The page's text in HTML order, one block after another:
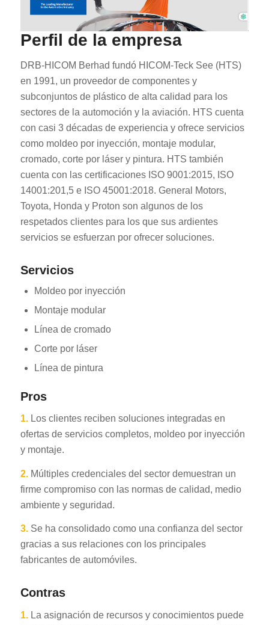
Perfil de la empresa
DRB-HICOM Berhad fundó HICOM-Teck See (HTS)
en 1991, un proveedor de componentes y
subconjuntos de plástico de alta calidad para los
sectores de la automoción y la aviación. HTS cuenta
con casi 3 décadas de experiencia y ofrece servicios
como moldeo por inyección, montaje modular,
cromado, corte por láser y pintura. HTS también
cuenta con las certificaciones ISO 9001:2015, ISO
14001:201,5 e ISO 45001:2018. General Motors,
Toyota, Honda y Proton son algunos de los
respetados clientes para los que sus ardientes
servicios se esfuerzan por ofrecer soluciones.
Servicios
Moldeo por inyección
Montaje modular
Línea de cromado
Corte por láser
Línea de pintura
Pros
1. Los clientes reciben soluciones integradas en
ofertas de servicios completos, moldeo por inyección
y montaje.
2. Múltiples credenciales del sector demuestran un
firme compromiso con las normas de calidad, medio
ambiente y seguridad.
3. Se ha consolidado como una confianza del sector
gracias a sus relaciones con los principales
fabricantes de automóviles.
Contras
1. La asignación de recursos y conocimientos puede